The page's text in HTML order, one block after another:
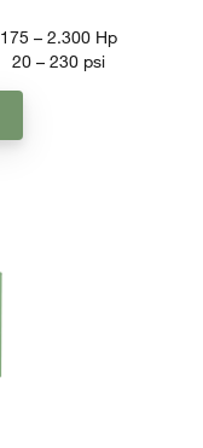
175 – 2.300 Hp
20 – 230 psi